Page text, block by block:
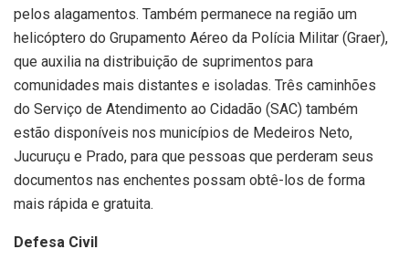
pelos alagamentos. Também permanece na região um
helicóptero do Grupamento Aéreo da Polícia Militar (Graer),
que auxilia na distribuição de suprimentos para
comunidades mais distantes e isoladas. Três caminhões
do Serviço de Atendimento ao Cidadão (SAC) também
estão disponíveis nos municípios de Medeiros Neto,
Jucuruçu e Prado, para que pessoas que perderam seus
documentos nas enchentes possam obtê-los de forma
mais rápida e gratuita.
Defesa Civil